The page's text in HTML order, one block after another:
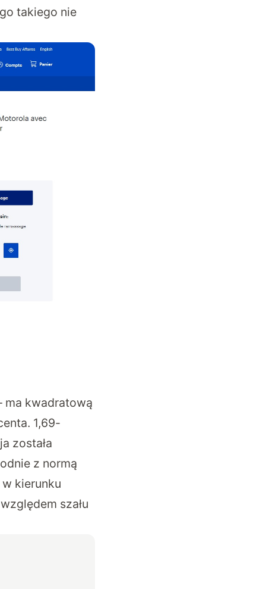
takiego nie
ma kwadratową
1,69-
została
z normą
kierunku
szału